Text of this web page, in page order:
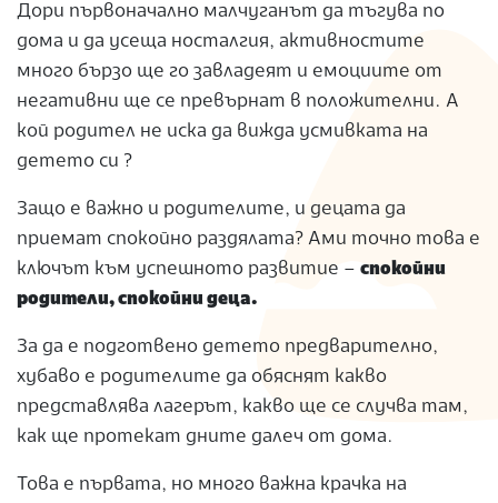
Дори първоначално малчуганът да тъгува по
дома и да усеща носталгия, активностите
много бързо ще го завладеят и емоциите от
негативни ще се превърнат в положителни. А
кой родител не иска да вижда усмивката на
детето си ?
Защо е важно и родителите, и децата да
приемат спокойно раздялата? Ами точно това е
ключът към успешното развитие – спокойни
родители, спокойни деца.
За да е подготвено детето предварително,
хубаво е родителите да обяснят какво
представлява лагерът, какво ще се случва там,
как ще протекат дните далеч от дома.
Това е първата, но много важна крачка на